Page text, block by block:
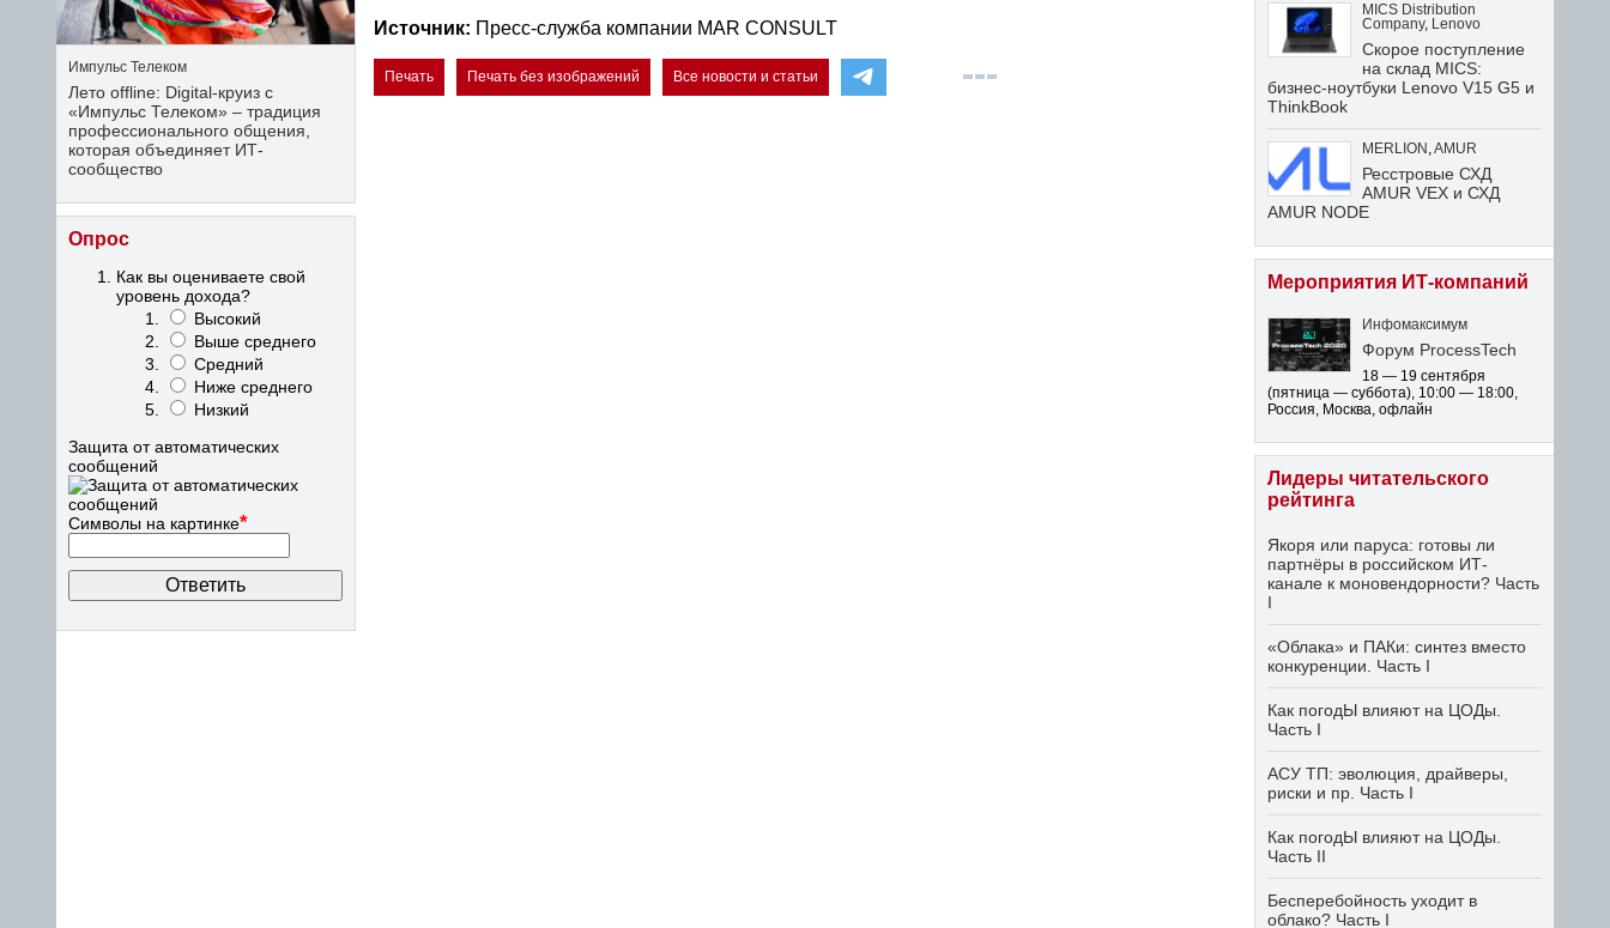
Источник: Пресс-служба компании MAR CONSULT
Печать Печать без изображений Все новости и статьи
Импульс Телеком
Лето offline: Digital-круиз с
«Импульс Телеком» – традиция
профессионального общения,
которая объединяет ИТ-
сообщество
Опрос
Как вы оцениваете свой
уровень дохода?
Высокий
Выше среднего
Средний
Ниже среднего
Низкий
Защита от автоматических
сообщений
Символы на картинке*
MICS Distribution
Company, Lenovo
Скорое поступление
на склад MICS:
бизнес-ноутбуки Lenovo V15 G5 и
ThinkBook
MERLION AMUR
Ресстровые СХД
AMUR VEX и СХД
AMUR NODE
Мероприятия ИТ-компаний
Инфомаксимум
Форум ProcessTech
18 — 19 сентября
(пятница — суббота), 10:00 — 18:00,
Россия, Москва, офлайн
Лидеры читательского
рейтинга
Якоря или паруса: готовы ли
партнёры в российском ИТ-
канале к моновендорности? Часть
I
«Облака» и ПАКи: синтез вместо
конкуренции. Часть I
Как погодЫ влияют на ЦОДы.
Часть I
АСУ ТП: эволюция, драйверы,
риски и пр. Часть I
Как погодЫ влияют на ЦОДы.
Часть II
Бесперебойность уходит в
облако? Часть I